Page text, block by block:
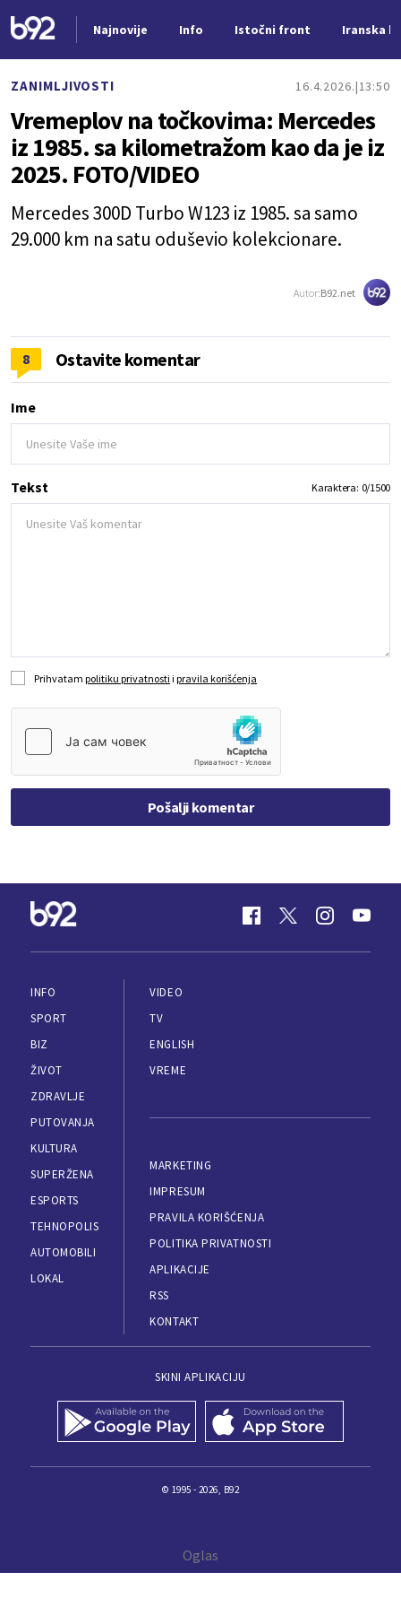
Najnovije Info Istočni front Iranska
ZANIMLJIVOSTI 16.4.2026. 13:50
Vremeplov na točkovima: Mercedes
iz 1985. sa kilometražom kao da je iz
2025. FOTO/VIDEO
Mercedes 300D Turbo W123 iz 1985. sa samo
29.000 km na satu oduševio kolekcionare.
Autor:B92.net
8 Ostavite komentar
Ime
Tekst Karaktera: 0/1500
Prihvatam politiku privatnosti i pravila korišćenja
Pošalji komentar
INFO
SPORT
BIZ
ŽIVOT
ZDRAVLJE
PUTOVANJA
KULTURA
SUPERŽENA
ESPORTS
TEHNOPOLIS
AUTOMOBILI
LOKAL
VIDEO
TV
ENGLISH
VREME
MARKETING
IMPRESUM
PRAVILA KORIŠĆENJA
POLITIKA PRIVATNOSTI
APLIKACIJE
RSS
KONTAKT
SKINI APLIKACIJU
© 1995 - 2026, B92